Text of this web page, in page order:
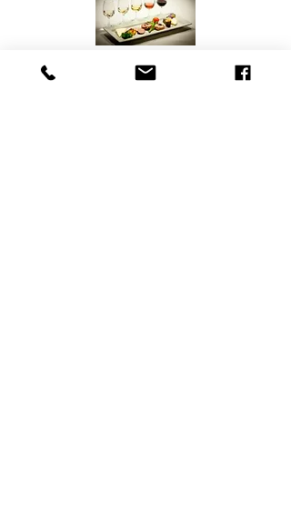
Per gli allergeni, consulta la lista